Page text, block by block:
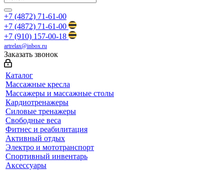
+7 (4872) 71-61-00
+7 (4872) 71-61-00
+7 (910) 157-00-18
artrelax@inbox.ru
Заказать звонок
Каталог
Массажные кресла
Массажеры и массажные столы
Кардиотренажеры
Силовые тренажеры
Свободные веса
Фитнес и реабилитация
Активный отдых
Электро и мототранспорт
Спортивный инвентарь
Аксессуары